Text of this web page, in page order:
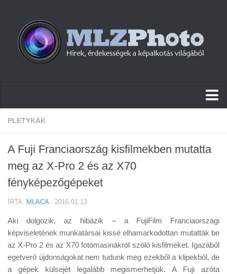
Hírek
Cikkek
Szoftver
Tanácsok
Érdekességek
Helyszíni Riport
PLETYKÁK
A Fuji Franciaország kisfilmekben mutatta
meg az X-Pro 2 és az X70
fényképezőgépeket
ÍRTA: MLACA· 2016.01.13
Aki dolgozik, az hibázik – a FujiFilm Franciaországi
képviseletének munkatársai kissé elhamarkodottan mutatták be
az X-Pro 2 és az X70 fotómasinákról szóló kisfilmeket. Igazából
egetverő újdonságokat nem tudunk meg ezekből a klipekből, de
a gépek külsejét legalább megismerhetjük. A Fuji azóta